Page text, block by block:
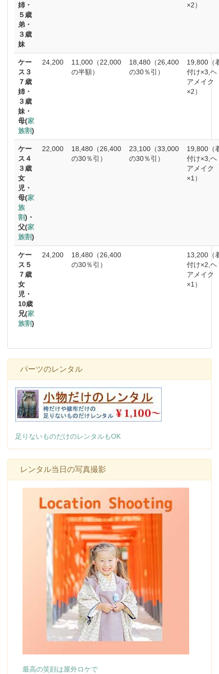
姉・
５歳
弟・
３歳
妹
×2）
ケー
ス３
７歳
姉・
３歳
妹・
母(家
族割)
24,200
11,000（22,000
の半額）
18,480（26,400
の30％引）
19,800（
付け×3,ヘ
アメイク
×2）
ケー
ス４
３歳
女
児・
母(家
族
割)・
父(家
族割)
22,000
18,480（26,400
の30％引）
23,100（33,000
の30％引）
19,800（
付け×3,ヘ
アメイク
×1）
ケー
ス５
７歳
女
児・
10歳
兄(家
族割)
24,200
18,480（26,400
の30％引）
13,200（
付け×2,ヘ
アメイク
×1）
パーツのレンタル
足りないものだけのレンタルもOK
レンタル当日の写真撮影
最高の笑顔は屋外ロケで